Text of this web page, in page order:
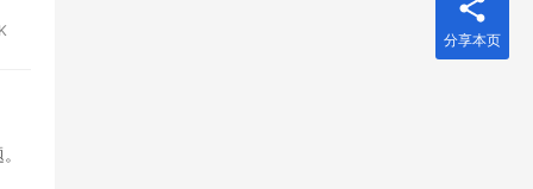
分享本页